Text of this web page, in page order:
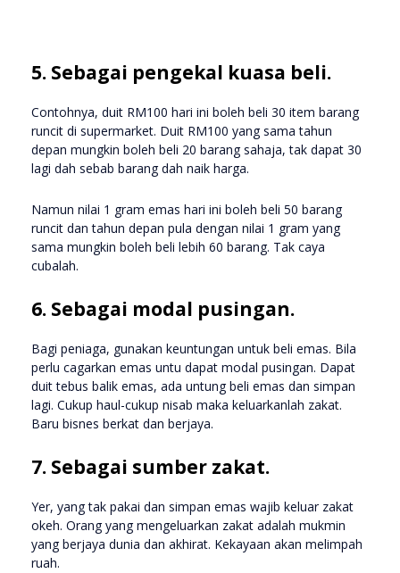
5. Sebagai pengekal kuasa beli.
Contohnya, duit RM100 hari ini boleh beli 30 item barang
runcit di supermarket. Duit RM100 yang sama tahun
depan mungkin boleh beli 20 barang sahaja, tak dapat 30
lagi dah sebab barang dah naik harga.
Namun nilai 1 gram emas hari ini boleh beli 50 barang
runcit dan tahun depan pula dengan nilai 1 gram yang
sama mungkin boleh beli lebih 60 barang. Tak caya
cubalah.
6. Sebagai modal pusingan.
Bagi peniaga, gunakan keuntungan untuk beli emas. Bila
perlu cagarkan emas untu dapat modal pusingan. Dapat
duit tebus balik emas, ada untung beli emas dan simpan
lagi. Cukup haul-cukup nisab maka keluarkanlah zakat.
Baru bisnes berkat dan berjaya.
7. Sebagai sumber zakat.
Yer, yang tak pakai dan simpan emas wajib keluar zakat
okeh. Orang yang mengeluarkan zakat adalah mukmin
yang berjaya dunia dan akhirat. Kekayaan akan melimpah
ruah.